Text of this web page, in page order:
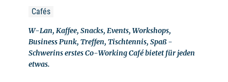
Cafés
W-Lan, Kaffee, Snacks, Events, Workshops,
Business Punk, Treffen, Tischtennis, Spaß -
Schwerins erstes Co-Working Café bietet für jeden
etwas.